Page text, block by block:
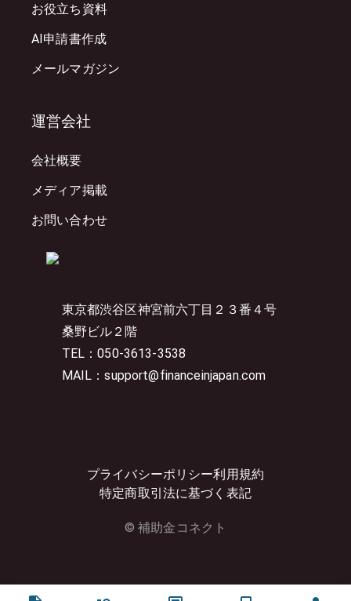
東京都渋谷区神宮前六丁目２３番４号
桑野ビル２階
TEL：050-3613-3538
MAIL：support@financeinjapan.com
プライバシーポリシー利用規約
特定商取引法に基づく表記
© 補助金コネクト
お役立ち資料
AI申請書作成
メールマガジン
運営会社
会社概要
メディア掲載
お問い合わせ